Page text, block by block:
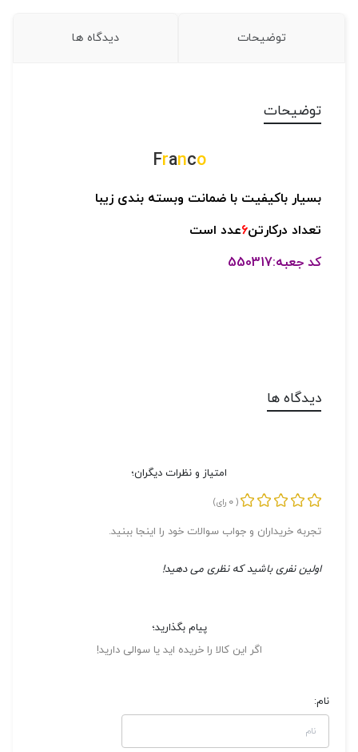
توضیحات دیدگاه ها
توضیحات
Franco
بسیار باکیفیت با ضمانت وبسته بندی زیبا
تعداد درکارتن6عدد است
کد جعبه:550317
دیدگاه ها
امتیاز و نظرات دیگران؛
(
0 رای)
تجربه خریداران و جواب سوالات خود را اینجا ببنید.
اولین نفری باشید که نظری می دهید!
پیام بگذارید؛
اگر این کالا را خریده اید یا سوالی دارید!
نام: